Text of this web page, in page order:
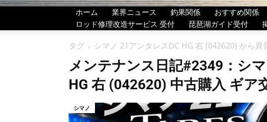
ホーム 業界ニュース 釣果関係 おすすめ関係
ロッド修理改造サービス 受付
琵琶湖ガイド受付
タグ シマノ 21アンタレスDC HG 右 (042620) から
メンテナンス日記#2349：シ
HG 右 (042620) 中古購入 ギア
シマノ